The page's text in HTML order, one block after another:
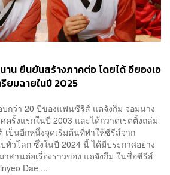
าน ยืนยันสร้างภาคต่อ โดยได้ อียองเอ
ยมฉายในปี 2025
บกว่า 20 ปีของแฟนซีรีส์ แดจังกึม จอมนาง
ครั้งแรกในปี 2003 และได้กวาดเรตติ้งถล่ม
เป็นอีกหนึ่งจุดเริ่มต้นที่ทำให้ซีรีส์จาก
ทั่วโลก ซึ่งในปี 2024 นี้ ได้มีประกาศอย่าง
าสานต่อเรื่องราวของ แดจังกึม ในชื่อซีรีส์
Dae ...